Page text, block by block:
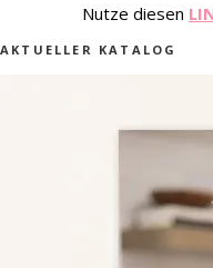
Nutze diesen
AKTUELLER KATALOG